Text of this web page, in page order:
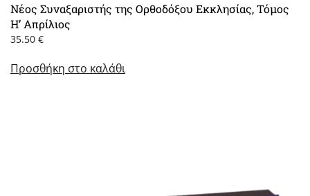
Νέος Συναξαριστής της Ορθοδόξου Εκκλησίας, Τόμος
Η’ Απρίλιος
35.50 €
Προσθήκη στο καλάθι